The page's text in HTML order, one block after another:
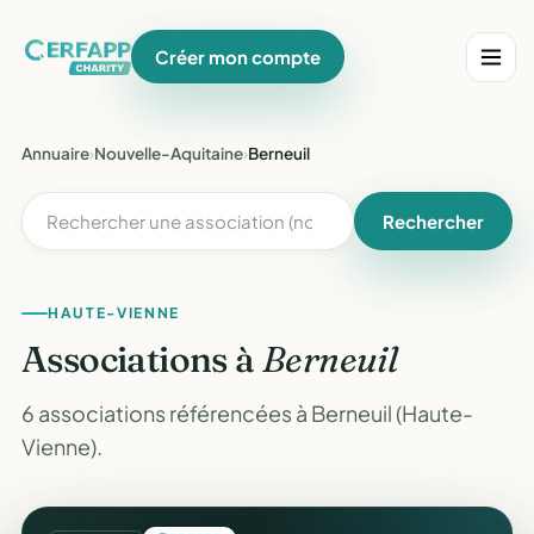
Créer mon compte
Annuaire›Nouvelle-Aquitaine›Berneuil
Rechercher
HAUTE-VIENNE
Associations àBerneuil
6 associations référencées à Berneuil (Haute-
Vienne).